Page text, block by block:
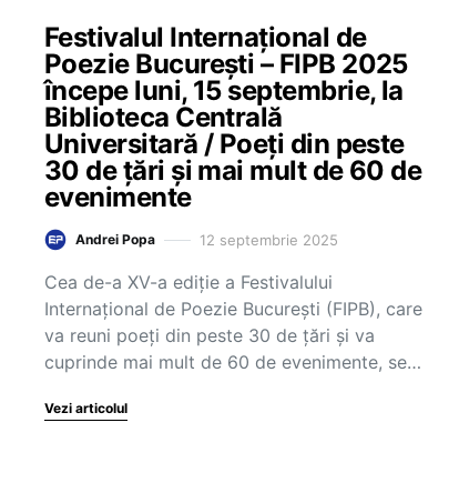
Festivalul Internațional de
Poezie București – FIPB 2025
începe luni, 15 septembrie, la
Biblioteca Centrală
Universitară / Poeți din peste
30 de țări și mai mult de 60 de
evenimente
Andrei Popa 12 septembrie 2025
Cea de-a XV-a ediție a Festivalului
Internațional de Poezie București (FIPB), care
va reuni poeți din peste 30 de țări și va
cuprinde mai mult de 60 de evenimente, se…
Vezi articolul